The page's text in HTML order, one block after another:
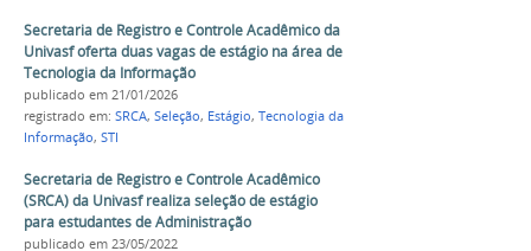
Secretaria de Registro e Controle Acadêmico da
Univasf oferta duas vagas de estágio na área de
Tecnologia da Informação
publicado em 21/01/2026
registrado em: SRCA, Seleção, Estágio, Tecnologia da
Informação, STI
Secretaria de Registro e Controle Acadêmico
(SRCA) da Univasf realiza seleção de estágio
para estudantes de Administração
publicado em 23/05/2022